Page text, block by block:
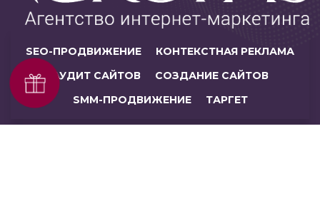
SEO-ПРОДВИЖЕНИЕ
КОНТЕКСТНАЯ РЕКЛАМА
АУДИТ САЙТОВ
СОЗДАНИЕ САЙТОВ
SMM-ПРОДВИЖЕНИЕ
ТАРГЕТ